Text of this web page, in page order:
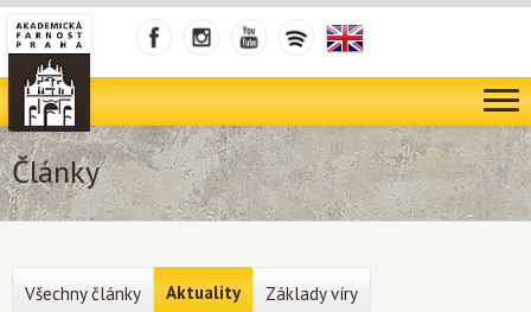
Články
Všechny články Aktuality Základy víry